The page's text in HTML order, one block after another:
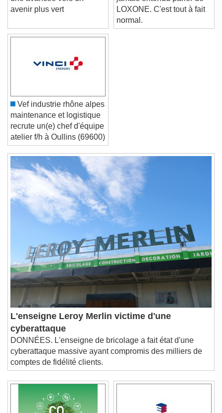
Color
Text Edge Style
Reset
Done
Close Modal Dialog
une avancée vers un
jamais entendu parler de
LOXONE. C'est tout à fait
normal.
Vef industrie rhône alpes
maintenance et logistique
recrute un(e) chef d'équipe
atelier f/h à Oullins (69600)
L'enseigne Leroy Merlin victime d'une
cyberattaque
DONNÉES. L'enseigne de bricolage a fait état d'une
cyberattaque massive ayant compromis des milliers de
comptes de fidélité clients.